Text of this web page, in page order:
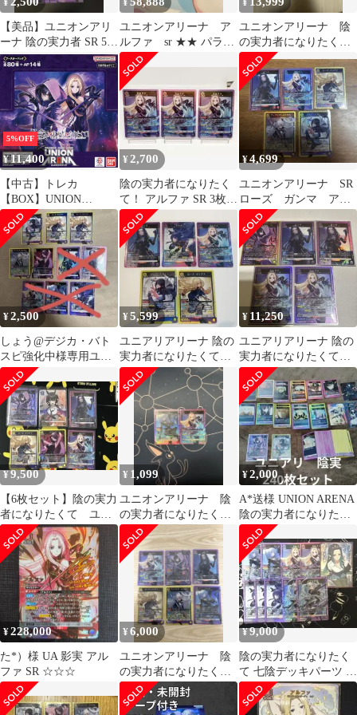
¥
【美品】ユニオンアリ
ーナ 陰の実力者 SR 5枚
セット アルファ ベータ
¥
ユニオンアリーナ ア
ルファ sr ★★ パラレ
ル
¥
ユニオンアリーナ 陰
の実力者になりたく
て！ 七陰デッキパー
ツ
5%OFF
¥11,400
【中古】トレカ
【BOX】UNION
ARENAブースターパッ
ク 陰の実力者になりた
くて! [UA52BT]
¥2,700
陰の実力者になりたく
て！ アルファ SR 3枚
ユニオンアリーナ ユニ
アリ
¥4,699
ユニオンアリーナ SR
ローズ ガンマ アレ
クシア クレア アル
ファ
¥2,500
しょう@デジカ・バト
スピ強化中様専用ユニ
オンアリーナ 陰の実
力者になりたくて
¥5,599
ユニアリアリーナ 陰の
実力者になりたくて！
ガンマSR 等まとめ売り
¥ 11,250
ユニアリアリーナ 陰の
実力者になりたくて！
紫 SR シャドウ、ガン
マ、アルファ
¥9,500
【6枚セット】陰の実力
者になりたくて ユニ
オンアリーナSR5枚・
C★1枚
¥ 1,099
ユニオンアリーナ 陰
の実力者になりたく
て アルファ ベー
タ SR
¥2,000
A*送様 UNION ARENA
陰の実力者になりたく
て！ デッキパーツ 24
¥228,000
た*）様 UA 影実 アル
ファ SR ☆☆☆
¥6,000
ユニオンアリーナ 陰
の実力者になりたく
て SR6枚 まとめ売り
¥9,000
陰の実力者になりたく
て 七陰デッキパーツ ま
とめ売り